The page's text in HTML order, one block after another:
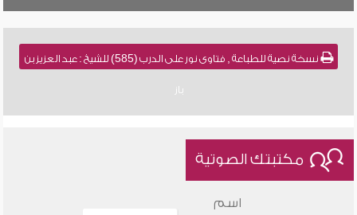
نسخة نصية للطباعة , فتاوى نور على الدرب (585) للشيخ : عبد العزيز بن
باز
مكتبتك الصوتية
اسم